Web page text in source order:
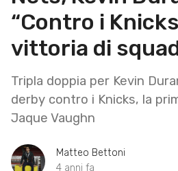
“Contro i
vittoria di
Tripla doppia per Kevin
derby contro i Knicks, la
Jaque Vaughn
Matteo Bettoni
4 anni fa